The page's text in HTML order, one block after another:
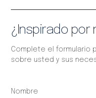
¿Inspirado por
Complete el formulario
sobre usted y sus
Nombre